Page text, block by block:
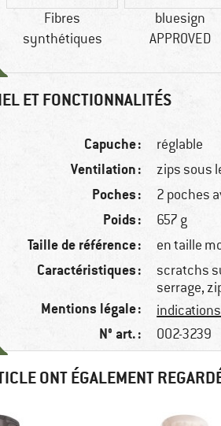
Fibres
synthétiques
bluesign
APPROVED
ET FONCTIONNALITÉS
Capuche : réglable
Ventilation : zips sous
Poches : 2 poches
Poids : 657 g
Taille de référence : en taille
Caractéristiques :
scratchs
serrage,
Mentions légale :
N° art. : 002-3239
ONT ÉGALEMENT